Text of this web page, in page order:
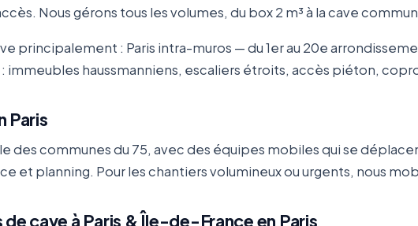
Nous gérons tous les volumes, du box 2 m³ à la cave
principalement : Paris intra-muros — du 1er au 20e
immeubles haussmanniens, escaliers étroits, accès piéton,
Paris
des communes du 75, avec des équipes mobiles qui se
et planning. Pour les chantiers volumineux ou urgents, nous
cave à Paris & Île-de-France en Paris